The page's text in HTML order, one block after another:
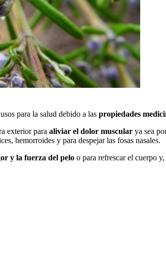
para la salud debido a las propiedades
exterior para aliviar el dolor muscular ya sea
hemorroides y para despejar las fosas nasales.
y la fuerza del pelo o para refrescar el cuerpo y,